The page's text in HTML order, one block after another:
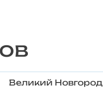
Великий Новгород